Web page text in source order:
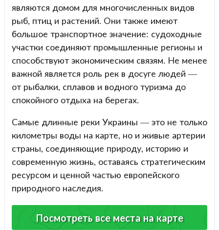
являются домом для многочисленных видов
рыб, птиц и растений. Они также имеют
большое транспортное значение: судоходные
участки соединяют промышленные регионы и
способствуют экономическим связям. Не менее
важной является роль рек в досуге людей —
от рыбалки, сплавов и водного туризма до
спокойного отдыха на берегах.
Самые длинные реки Украины — это не только
километры воды на карте, но и живые артерии
страны, соединяющие природу, историю и
современную жизнь, оставаясь стратегическим
ресурсом и ценной частью европейского
природного наследия.
Посмотреть все места на карте